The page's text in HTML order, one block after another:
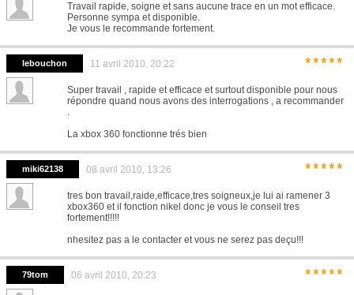
Travail rapide, soigne et sans aucune trace en un mot efficace.
Personne sympa et disponible.
Je vous le recommande fortement.
lebouchon 11 avril 2010, 20:22 *****
Super travail , rapide et efficace et surtout disponible pour nous
répondre quand nous avons des interrogations , a recommander
.
La xbox 360 fonctionne trés bien
miki62138 08 avril 2010, 13:26 *****
tres bon travail,raide,efficace,tres soigneux,je lui ai ramener 3
xbox360 et il fonction nikel donc je vous le conseil tres
fortement!!!!!
nhesitez pas a le contacter et vous ne serez pas deçu!!!
79tom 06 avril 2010, 20:23 *****